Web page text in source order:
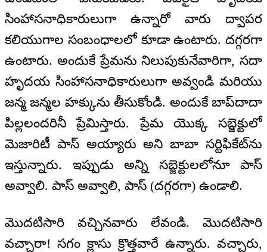
సింహాసనాధికారులుగా ఉన్నారో వారు ద్వాపర
కలియుగాల సంబంధాలలో కూడా ఉంటారు. దగ్గరగా
ఉంటారు. అందుకే ప్రేమను నిలుపుకునేవారిగా, సదా
హృదయ సింహాసనాధికారులుగా అవ్వండి మరియు
జన్మ జన్మల హక్కును తీసుకోండి. అందుకే బాప్‌దాదా
పిల్లలందరినీ ప్రేమిస్తారు. ప్రేమ యొక్క సబ్జెక్టులో
మెజారిటీ పాస్‌ అయ్యారు అని బాబా సర్టిఫికేట్‌ను
ఇస్తున్నారు. ఇప్పుడు అన్ని సబ్జెక్టులలోనూ పాస్‌
అవ్వాలి. పాస్‌ అవ్వాలి, పాస్‌ (దగ్గరగా) ఉండాలి.
మొదటిసారి వచ్చినవారు లేవండి. మొదటిసారి
వచ్చారా! సగం క్లాసు క్రొత్తవారే ఉన్నారు. వచ్చారు,